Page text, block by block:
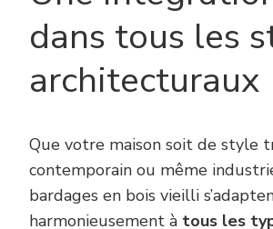
dans tous les
architecturaux
Que votre maison soit de style
contemporain ou même
bardages en bois vieilli
harmonieusement à tous les